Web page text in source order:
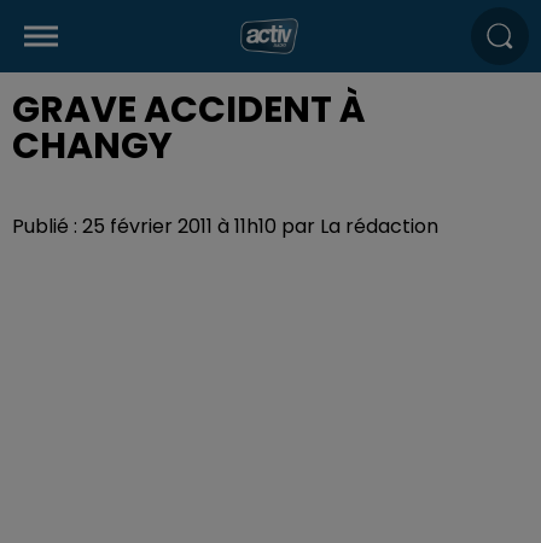
GRAVE ACCIDENT À
CHANGY
Publié : 25 février 2011 à 11h10 par La rédaction